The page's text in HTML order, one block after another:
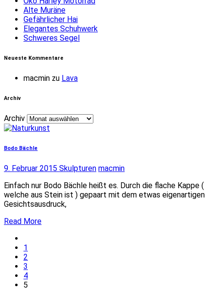
Alte Muräne
Gefährlicher Hai
Elegantes Schuhwerk
Schweres Segel
Neueste Kommentare
macmin zu Lava
Archiv
Archiv
Bodo Bächle
9. Februar 2015 Skulpturen macmin
Einfach nur Bodo Bächle heißt es. Durch die flache Kappe (
welche aus Stein ist ) gepaart mit dem etwas eigenartigen
Gesichtsausdruck,
Read More
1
2
3
4
5